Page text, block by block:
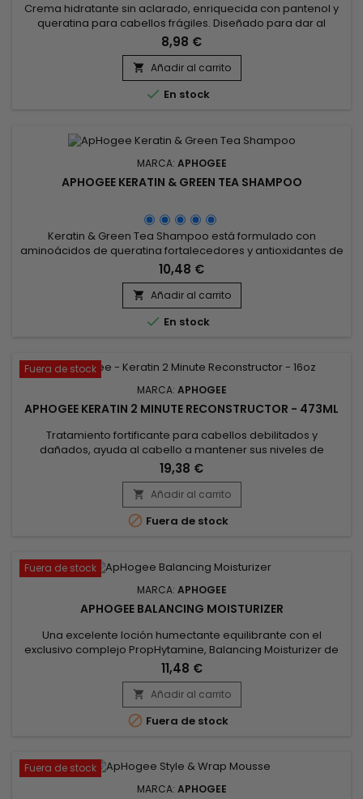
Crema hidratante sin aclarado, enriquecida con pantenol y
queratina para cabellos frágiles. Diseñado para dar al
cabello su grado óptimo de hidratación y restaurarlo en.
profundidad. Este acondicionador sin aclarado ayuda a
reparar instantáneamente, fortalecer el cabello. Protección
térmica, el acondicionador sin aclarado ApHogee Pro
Vitamin desenreda...
8,98 €
 Añadir al carrito
 En stock
MARCA: APHOGEE
APHOGEE KERATIN & GREEN TEA SHAMPOO
Keratin & Green Tea Shampoo está formulado con
aminoácidos de queratina fortalecedores y antioxidantes de
té verde.&nbsp; Se recomienda para mantener el estado
saludable de los tipos de cabello delicados, incluido el
cabello fino, sin brillo o teñido. Esta fórmula sin sulfatos no
daña el color y limpia el cabello y el cuero cabelludo con
suavidad.El...
10,48 €
 Añadir al carrito
 En stock
Fuera de stock
MARCA: APHOGEE
APHOGEE KERATIN 2 MINUTE RECONSTRUCTOR - 473ML
Tratamiento fortificante para cabellos debilitados y
dañados, ayuda al cabello a mantener sus niveles de
hidratación y a recuperar su fuerza y elasticidad.&nbsp;
ApHogee Keratin 2 Minute Reconstructor está recomendado
para cabellos teñidos, decolorados o relajados.&nbsp;
También ayuda a reparar los daños causados por el cloro y
el agua dura.&nbsp;...
19,38 €
 Añadir al carrito
 Fuera de stock
Fuera de stock
MARCA: APHOGEE
APHOGEE BALANCING MOISTURIZER
Una excelente loción humectante equilibrante con el
exclusivo complejo PropHytamine, Balancing Moisturizer de
ApHogee proporciona a tu cabello las proteínas, emolientes
y humectantes necesarios, ¡y asegura fuerza y ​​elasticidad !
Especialmente recomendado en cabellos alisados, secos y
en las puntas de los cabellos largos.
11,48 €
 Añadir al carrito
 Fuera de stock
Fuera de stock
MARCA: APHOGEE